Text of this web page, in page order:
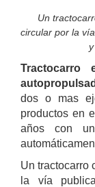
Un
circular por la
y
Tractocarro
dos o mas
productos en
años con
Un tractocarro
la vía